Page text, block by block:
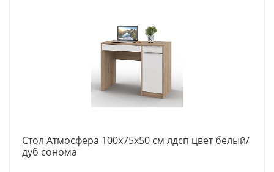
Стол Атмосфера 100x75x50 см лдсп цвет белый/
дуб сонома